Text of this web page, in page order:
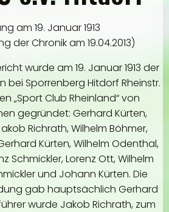
am 19. Januar 1913
der Chronik am 19.04.2013)
wurde am 19. Januar 1913 der
bei Sporrenberg Hitdorf Rheinstr.
„Sport Club Rheinland“ von
gegründet: Gerhard Kürten,
Richrath, Wilhelm Böhmer,
Kürten, Wilhelm Odenthal,
Schmickler, Lorenz Ott, Wilhelm
und Johann Kürten. Die
gab hauptsächlich Gerhard
wurde Jakob Richrath, zum